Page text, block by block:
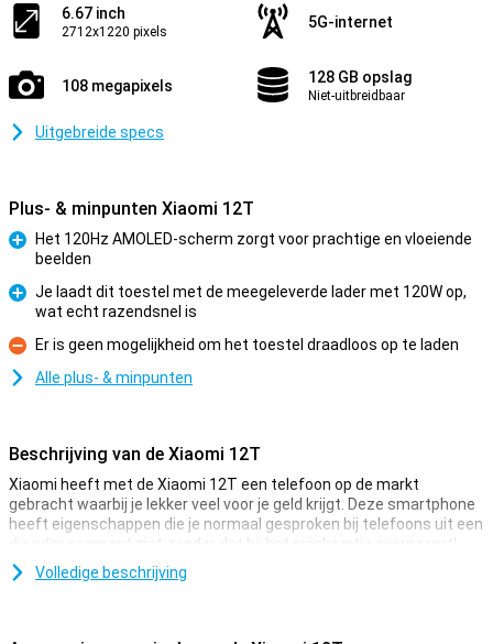
6.67 inch
2712x1220 pixels
5G-internet
108 megapixels 128 GB opslag
Niet-uitbreidbaar
Uitgebreide specs
Plus- & minpunten Xiaomi 12T
Pluspunt
Het 120Hz AMOLED-scherm zorgt voor prachtige en vloeiende
beelden
Pluspunt
Je laadt dit toestel met de meegeleverde lader met 120W op,
wat echt razendsnel is
Minpunt
Er is geen mogelijkheid om het toestel draadloos op te laden
Alle plus- & minpunten
Beschrijving van de Xiaomi 12T
Xiaomi heeft met de Xiaomi 12T een telefoon op de markt
gebracht waarbij je lekker veel voor je geld krijgt. Deze smartphone
heeft eigenschappen die je normaal gesproken bij telefoons uit een
duurder segment ziet zonder dat hij het prijskaartje overneemt!
Deze telefoon van Xiaomi komt met 8GB aan werkgeheugen en ook
Volledige beschrijving